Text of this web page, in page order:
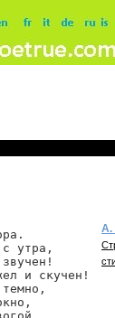
утра,
и скучен!
А.